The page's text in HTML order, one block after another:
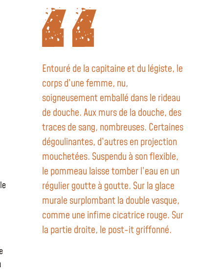
Entouré de la capitaine et du légiste, le
corps d’une femme, nu,
soigneusement emballé dans le rideau
de douche. Aux murs de la douche, des
traces de sang, nombreuses. Certaines
dégoulinantes, d’autres en projection
mouchetées. Suspendu à son flexible,
le pommeau laisse tomber l’eau en un
régulier goutte à goutte. Sur la glace
murale surplombant la double vasque,
comme une infime cicatrice rouge. Sur
la partie droite, le post-it griffonné.